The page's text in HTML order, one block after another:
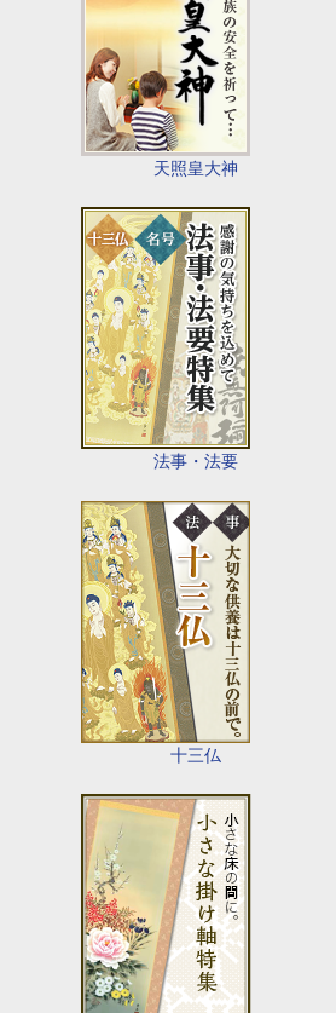
天照皇大神
法事・法要
十三仏